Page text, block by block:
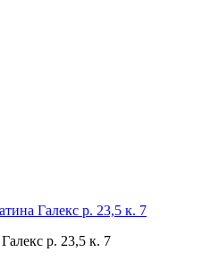
Галекс р. 23,5 к. 7
р. 23,5 к. 7